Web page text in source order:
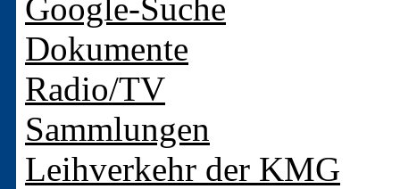
Google-Suche
Dokumente
Radio/TV
Sammlungen
Leihverkehr der KMG